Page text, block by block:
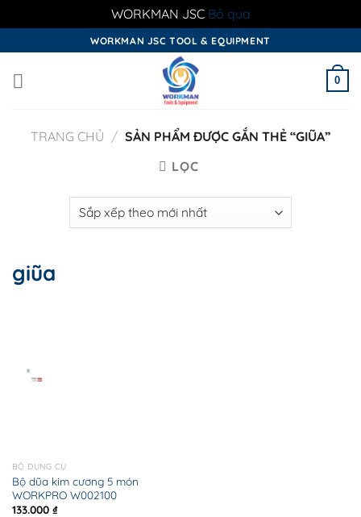
WORKMAN JSC Bỏ qua
to
content
WORKMAN JSC TOOL & EQUIPMENT
0
TRANG CHỦ / SẢN PHẨM ĐƯỢC GẮN THẺ “GIŨA”
LỌC
giũa
BỘ DỤNG CỤ
Bộ dũa kim cương 5 món
WORKPRO W002100
133.000 ₫